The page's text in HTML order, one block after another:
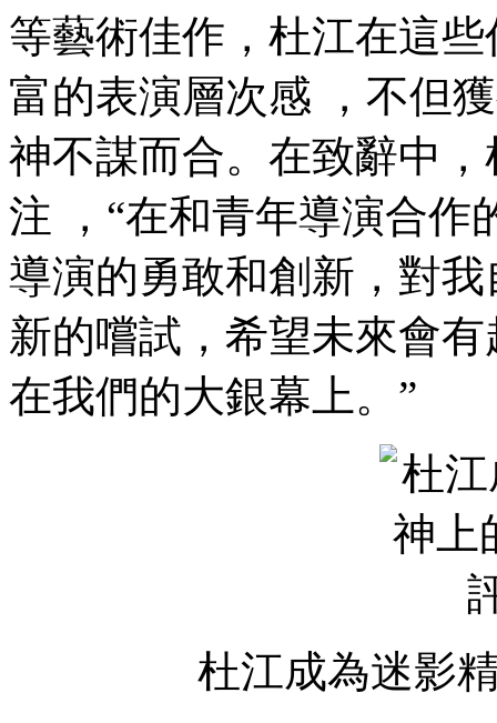
等藝術佳作 ，杜江在這
富的表演層次感 ，不但
神不謀而合。在致辭中
注 ，“在和青年導演合
導演的勇敢和創新，
新的嚐試，希望未來
在我們的大銀幕上。”
杜江成為迷影